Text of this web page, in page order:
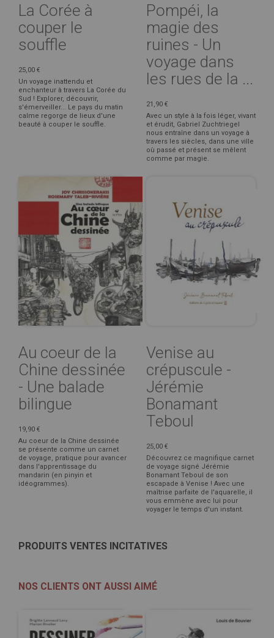
La Corée à
couper le
souffle
25,00 €
Un voyage inattendu et
enchanteur à travers La Corée du
Sud ! Explorer, découvrir,
s'émerveiller... Le pays du matin
calme regorge de lieux d'une
beauté à couper le souffle.
Pompéi, la
magie des
ruines - Un
voyage dans
les rues de la ...
21,90 €
Avec un style à la fois léger, vivant
et érudit, Gabriel Zuchtriegel
nous entraîne dans un voyage à
travers les siècles, dans une ville
où passé et présent se mêlent
comme par magie.
Au coeur de la
Chine dessinée
- Une balade
bilingue
19,90 €
Au coeur de la Chine dessinée
se présente comme un carnet
de voyage, pratique pour avancer
dans l'apprentissage du
mandarin (en pinyin et
idéogrammes).
Venise au
crépuscule -
Jérémie
Bonamant
Teboul
25,00 €
Découvrez ce magnifique carnet
de voyage signé Jérémie
Bonamant Teboul de son
escapade à Venise ! Avec une
maîtrise parfaite de l'aquarelle, il
vous emmène avec lui pour
voyager le temps d'un instant.
PRODUITS VENTES INCITATIVES
NOS CLIENTS ONT AUSSI AIMÉ